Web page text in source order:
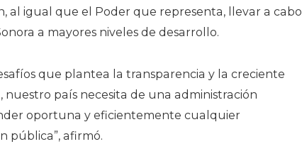
al igual que el Poder que representa, llevar a cabo
a mayores niveles de desarrollo.
que plantea la transparencia y la creciente
país necesita de una administración
oportuna y eficientemente cualquier
pública”, afirmó.